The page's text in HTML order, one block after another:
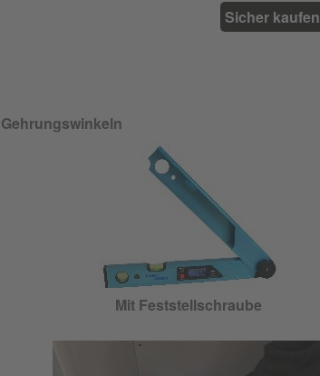
Sicher kaufen
Mit Feststellschraube